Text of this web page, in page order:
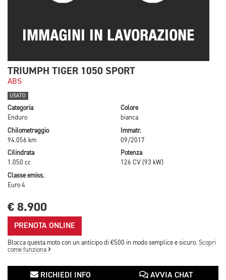
TRIUMPH TIGER 1050 SPORT
ABS
USATO
Categoria
Enduro
Colore
bianca
Chilometraggio
94.056 km
Immatr.
09/2017
Cilindrata
1.050 cc
Potenza
126 CV (93 kW)
Classe emiss.
Euro 4
€ 8.900
PRENOTA ONLINE
Blocca questa moto con un anticipo di €500 in modo semplice e sicuro. Scopri
come funziona
RICHIEDI INFO AVVIA CHAT